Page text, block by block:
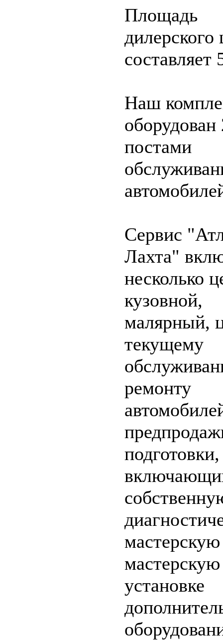
Площадь
дилерского
составляет
Наш
оборудован
постами
Сервис
Лахта"
несколько
кузовной,
малярный,
текущему
ремонту
подготовки,
установке